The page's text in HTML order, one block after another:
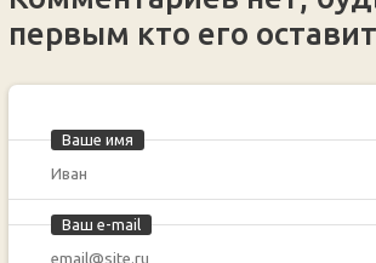
первым кто его оставит
Ваше имя
Ваш e-mail